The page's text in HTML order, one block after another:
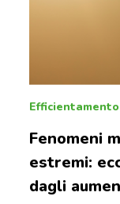
Fenomeni
estremi:
dagli